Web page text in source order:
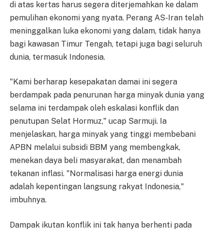
di atas kertas harus segera diterjemahkan ke dalam
pemulihan ekonomi yang nyata. Perang AS-Iran telah
meninggalkan luka ekonomi yang dalam, tidak hanya
bagi kawasan Timur Tengah, tetapi juga bagi seluruh
dunia, termasuk Indonesia.
"Kami berharap kesepakatan damai ini segera
berdampak pada penurunan harga minyak dunia yang
selama ini terdampak oleh eskalasi konflik dan
penutupan Selat Hormuz," ucap Sarmuji. Ia
menjelaskan, harga minyak yang tinggi membebani
APBN melalui subsidi BBM yang membengkak,
menekan daya beli masyarakat, dan menambah
tekanan inflasi. "Normalisasi harga energi dunia
adalah kepentingan langsung rakyat Indonesia,"
imbuhnya.
Dampak ikutan konflik ini tak hanya berhenti pada